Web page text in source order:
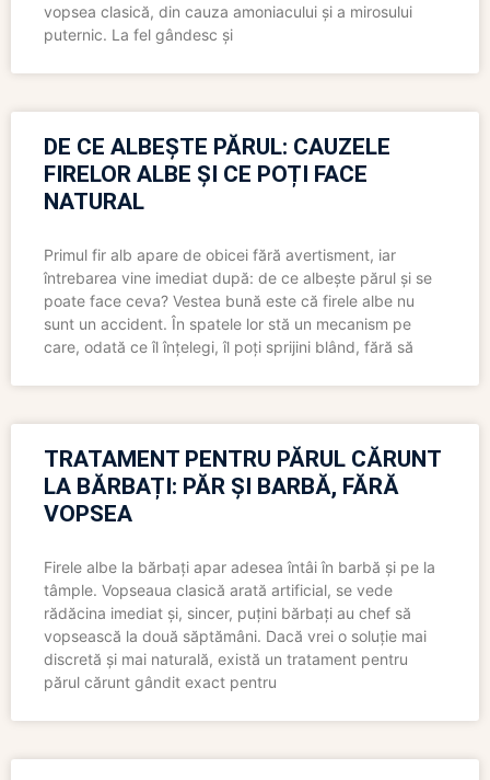
vopsea clasică, din cauza amoniacului și a mirosului
puternic. La fel gândesc și
DE CE ALBEȘTE PĂRUL: CAUZELE
FIRELOR ALBE ȘI CE POȚI FACE
NATURAL
Primul fir alb apare de obicei fără avertisment, iar
întrebarea vine imediat după: de ce albește părul și se
poate face ceva? Vestea bună este că firele albe nu
sunt un accident. În spatele lor stă un mecanism pe
care, odată ce îl înțelegi, îl poți sprijini blând, fără să
TRATAMENT PENTRU PĂRUL CĂRUNT
LA BĂRBAȚI: PĂR ȘI BARBĂ, FĂRĂ
VOPSEA
Firele albe la bărbați apar adesea întâi în barbă și pe la
tâmple. Vopseaua clasică arată artificial, se vede
rădăcina imediat și, sincer, puțini bărbați au chef să
vopsească la două săptămâni. Dacă vrei o soluție mai
discretă și mai naturală, există un tratament pentru
părul cărunt gândit exact pentru